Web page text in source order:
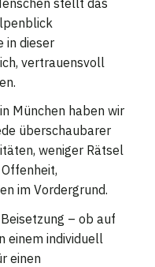
stellt das
in dieser
vertrauensvoll
München haben wir
überschaubarer
weniger Rätsel
im Vordergrund.
– ob auf
einem individuell
einen